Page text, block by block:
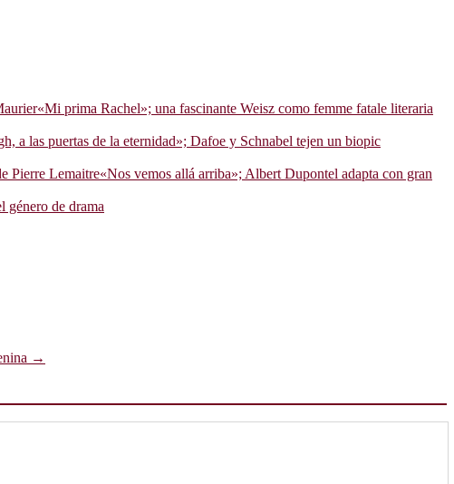
«Mi prima Rachel»; una fascinante Weisz como femme fatale literaria
a las puertas de la eternidad»; Dafoe y Schnabel tejen un biopic
«Nos vemos allá arriba»; Albert Dupontel adapta con gran
género de drama
→